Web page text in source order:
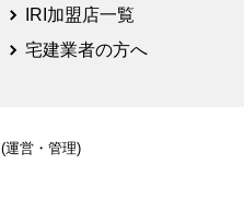
IRI加盟店一覧
宅建業者の方へ
(運営・管理)